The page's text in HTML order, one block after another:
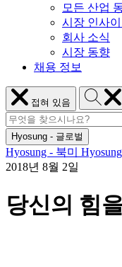
모든 산업
시장 인사
회사 소식
시장 동향
채용 정보
메
뉴
닫
기
접혀 있음
Hyosung
검
색
검
색
어:
Hyosung - 글로벌
Hyosung - 북미
2018년 8월 2일
당신의 힘